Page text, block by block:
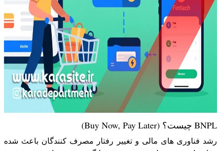
BNPL چیست؟ (Buy Now, Pay Later)
رشد فناوری های مالی و تغییر رفتار مصرف کنندگان باعث شده